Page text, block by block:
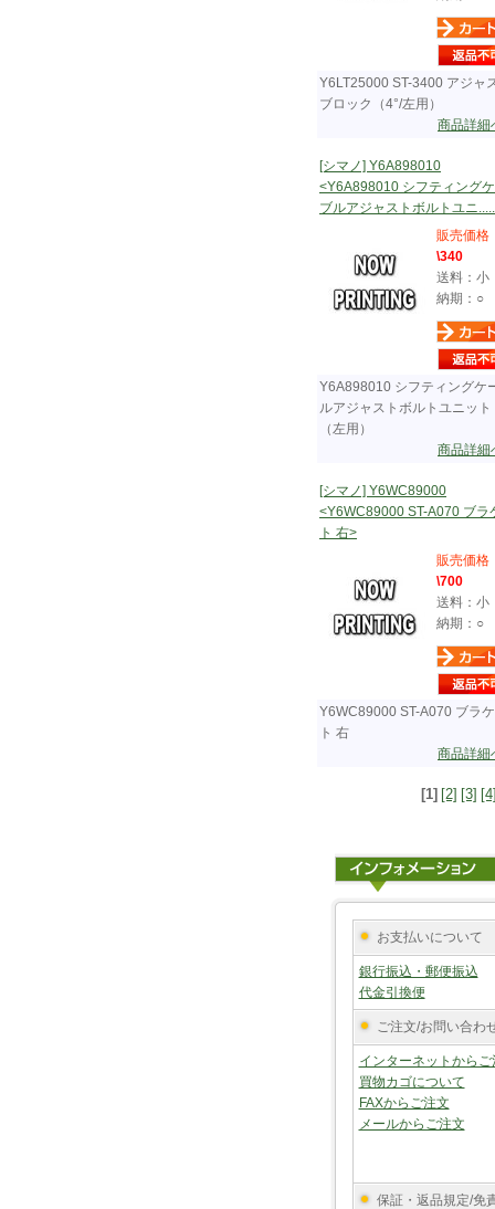
Y6LT25000 ST-3400 アジャ
ブロック（4°/左用）
商品詳
[シマノ] Y6A898010
<Y6A898010 シフティング
ブルアジャストボルトユニ
販売価格
\340
送料：小
納期：○
Y6A898010 シフティングケ
ルアジャストボルトユニット
（左用）
商品詳
[シマノ] Y6WC89000
<Y6WC89000 ST-A070 ブラ
ト 右>
販売価格
\700
送料：小
納期：○
Y6WC89000 ST-A070 ブラ
ト 右
商品詳
[1] [2] [3]
お支払いについて
銀行振込・郵便振込
代金引換便
ご注文/お問い合わ
インターネットからご
買物カゴについて
FAXからご注文
メールからご注文
保証・返品規定/免